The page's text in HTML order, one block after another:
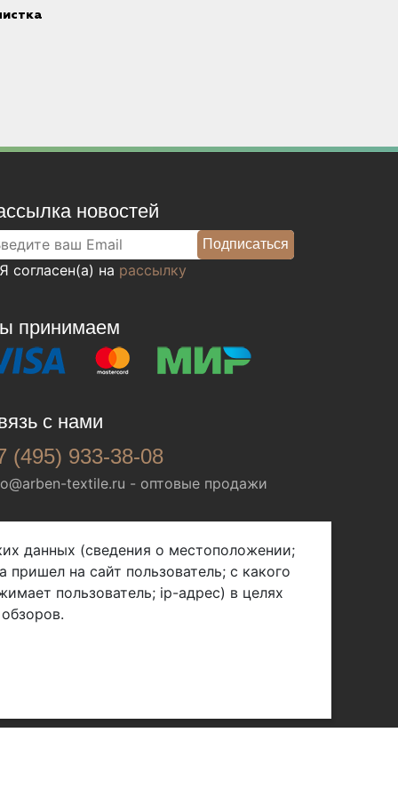
новостей
Я согласен(а) на рассылку
принимаем
с нами
(495) 933-38-08
textile.ru - оптовые продажи
данных (сведения о местоположении;
на сайт пользователь; с какого
пользователь; ip-адрес) в целях